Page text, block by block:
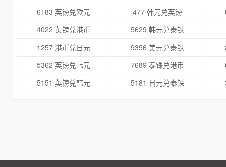
6183 英镑兑欧元 477 韩元兑英镑
4022 英镑兑港币
5629 韩元兑泰铢
1257 港币兑日元
9356 美元兑泰铢
5362 英镑兑韩元
7689 泰铢兑港币
5151 英镑兑韩元
5181 日元兑泰铢